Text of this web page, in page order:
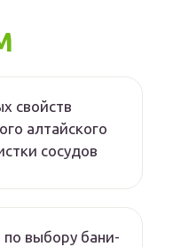
свойств
алтайского
сосудов
по выбору бани-